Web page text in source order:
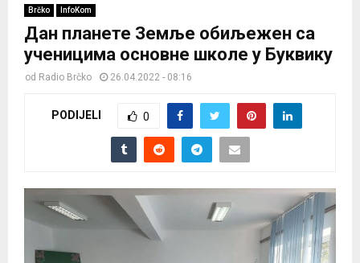
Brčko InfoKom
Дан планете Земље обиљежен са
ученицима основне школе у Буквику
od Radio Brčko 26.04.2022 - 08:16
PODIJELI 0